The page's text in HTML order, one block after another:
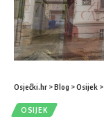
Osječki.hr >Blog >Osijek >
OSIJEK